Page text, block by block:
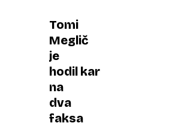
Tomi
Meglič
je
hodil kar
na
dva
faksa